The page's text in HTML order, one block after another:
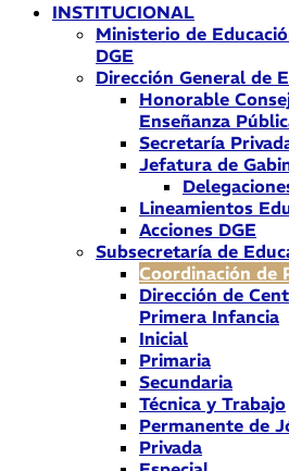
INSTITUCIONAL
Ministerio de
DGE
Dirección General de
Honorable
Enseñanza
Secretaría
Jefatura de
Lineamientos
Acciones DGE
Subsecretaría de
Coordinación de
Dirección de
Primera Infancia
Inicial
Primaria
Secundaria
Técnica y Trabajo
Permanente de
Privada